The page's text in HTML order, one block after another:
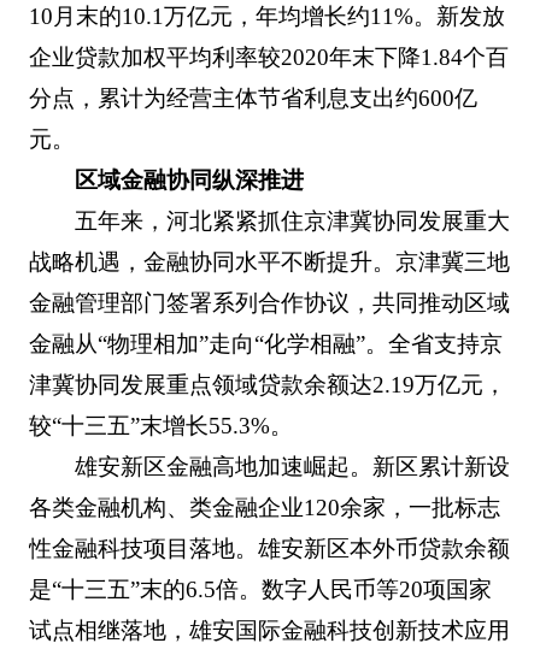
10月末的10.1万亿元，年均增长约11%。新发放
企业贷款加权平均利率较2020年末下降1.84个百
分点，累计为经营主体节省利息支出约600亿
元。
区域金融协同纵深推进
五年来，河北紧紧抓住京津冀协同发展重大
战略机遇，金融协同水平不断提升。京津冀三地
金融管理部门签署系列合作协议，共同推动区域
金融从“物理相加”走向“化学相融”。全省支持京
津冀协同发展重点领域贷款余额达2.19万亿元，
较“十三五”末增长55.3%。
雄安新区金融高地加速崛起。新区累计新设
各类金融机构、类金融企业120余家，一批标志
性金融科技项目落地。雄安新区本外币贷款余额
是“十三五”末的6.5倍。数字人民币等20项国家
试点相继落地，雄安国际金融科技创新技术应用